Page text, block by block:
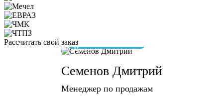
Рассчитать свой заказ
Семенов Дмитрий
Менеджер по продажам